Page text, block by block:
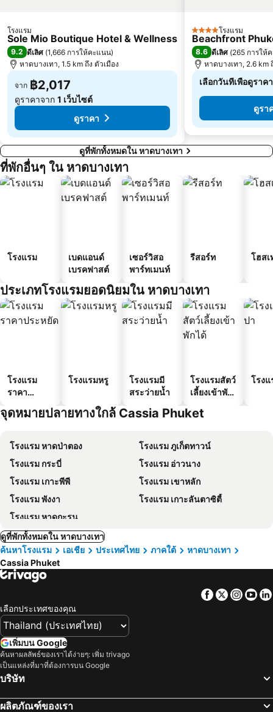
โรงแรม
Sole Mio Boutique Hotel & Wellness
9.2 ดีเลิศ (1,666 การให้คะแนน)
หาดบางเทา, 1.5 km ถึง ตัวเมือง
จาก ฿2,017
ดูราคาจาก 1 เว็บไซต์
ดูราคา
4 ดาว โรงแรม
Beachfront
8.6 ดีเลิศ (265 การให้
หาดบางเทา, 2.6 km
เลือกวันที่เพื่อดูรา
ดูรา
ดูที่พักทั้งหมดใน หาดบางเทา
ที่พักอื่นๆ ใน หาดบางเทา
โรงแรม
เบดแอนด์
เบรคฟาสต์
เซอร์วิสอ
พาร์ทเมนท์
รีสอร์ท โฮสเ
ประเภทโรงแรมยอดนิยมใน หาดบางเทา
โรงแรม
ราคา
โรงแรมหรู
โรงแรมมี
สระว่ายน้ำ
โรงแรมสัตว์
เลี้ยงเข้าพัก
โรง
จุดหมายปลายทางใกล้ Cassia Phuket
โรงแรม หาดป่าตอง
โรงแรม ภูเก็ตทาวน์
โรงแรม กระบี่
โรงแรม อ่าวนาง
โรงแรม เกาะพีพี
โรงแรม เขาหลัก
โรงแรม พังงา
โรงแรม เกาะลันตาซิตี้
โรงแรม หาดกะรน
ดูที่พักทั้งหมดใน หาดบางเทา
ค้นหาโรงแรม
เอเชีย ประเทศไทย ภาคใต้
หาดบางเทา
Cassia Phuket
Facebook
Twitter
เลือกประเทศของคุณ
เพิ่มบน Google
ค้นหาผลลัพธ์ของเราได้ง่ายๆ: เพิ่ม trivago
เป็นแหล่งที่มาที่ต้องการบน Google
บริษัท
ผลิตภัณฑ์ของเรา